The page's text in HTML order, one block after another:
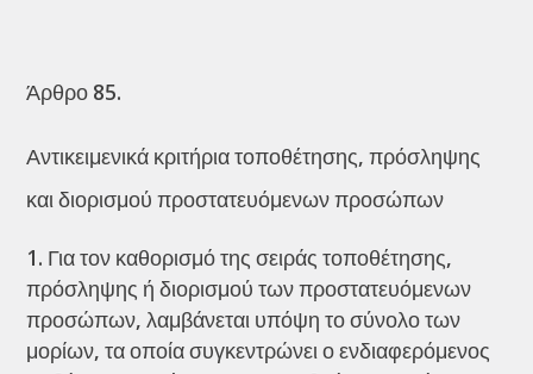
Άρθρο 85.
Αντικειμενικά κριτήρια τοποθέτησης, πρόσληψης
και διορισμού προστατευόμενων προσώπων
Για τον καθορισμό της σειράς τοποθέτησης,
πρόσληψης ή διορισμού των προστατευόμενων
προσώπων, λαμβάνεται υπόψη το σύνολο των
μορίων, τα οποία συγκεντρώνει ο ενδιαφερόμενος